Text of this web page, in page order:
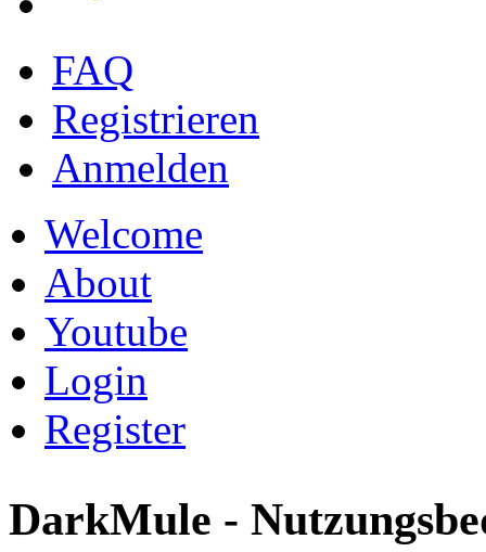
FAQ
Registrieren
Anmelden
Welcome
About
Youtube
Login
Register
DarkMule -